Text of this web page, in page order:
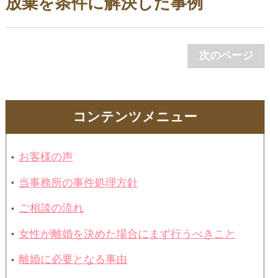
コンテンツメニュー
お客様の声
当事務所の事件処理方針
ご相談の流れ
女性が離婚を決めた場合にまず行うべきこと
離婚に必要となる事由
次のページ